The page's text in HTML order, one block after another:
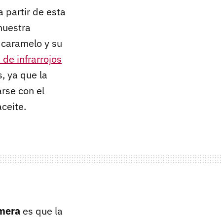
partir de esta
y su
infrarrojos
ya que la
con el
es que la